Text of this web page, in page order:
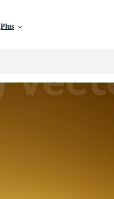
Plus